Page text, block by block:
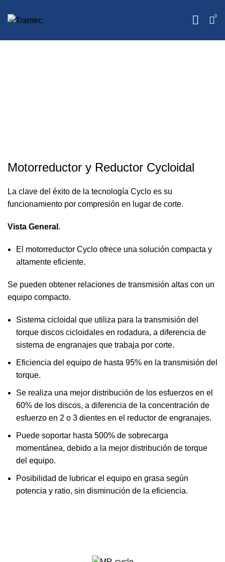
0
Motorreductor y Reductor Cycloidal
La clave del éxito de la tecnología Cyclo es su
funcionamiento por compresión en lugar de corte.
Vista General .
El motorreductor Cyclo ofrece una solución compacta y
altamente eficiente.
Se pueden obtener relaciones de transmisión altas con un
equipo compacto.
Sistema cicloidal que utiliza para la transmisión del
torque discos cicloidales en rodadura, a diferencia de
sistema de engranajes que trabaja por corte.
Eficiencia del equipo de hasta 95% en la transmisión del
torque.
Se realiza una mejor distribución de los esfuerzos en el
60% de los discos, a diferencia de la concentración de
esfuerzo en 2 o 3 dientes en el reductor de engranajes.
Puede soportar hasta 500% de sobrecarga
momentánea, debido a la mejor distribución de torque
del equipo.
Posibilidad de lubricar el equipo en grasa según
potencia y ratio, sin disminución de la eficiencia.